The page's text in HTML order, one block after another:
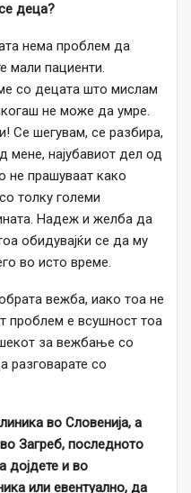
деца?
нема проблем да
мали пациенти.
со децата што мислам
не може да умре.
Се шегувам, се разбира,
мене, најубавиот дел од
не прашуваат како
толку големи
Надеж и желба да
обидувајќи се да му
во исто време.
вежба, иако тоа не
проблем е всушност тоа
за вежбање со
разговарате со
во Словенија, а
во Загреб, последното
дојдете и во
или евентуално, да